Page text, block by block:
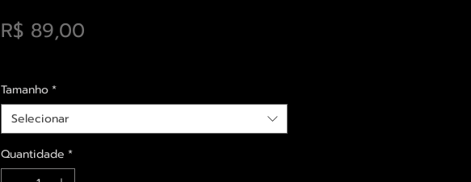
R$ 89,00
Tamanho*
Selecionar
Quantidade *